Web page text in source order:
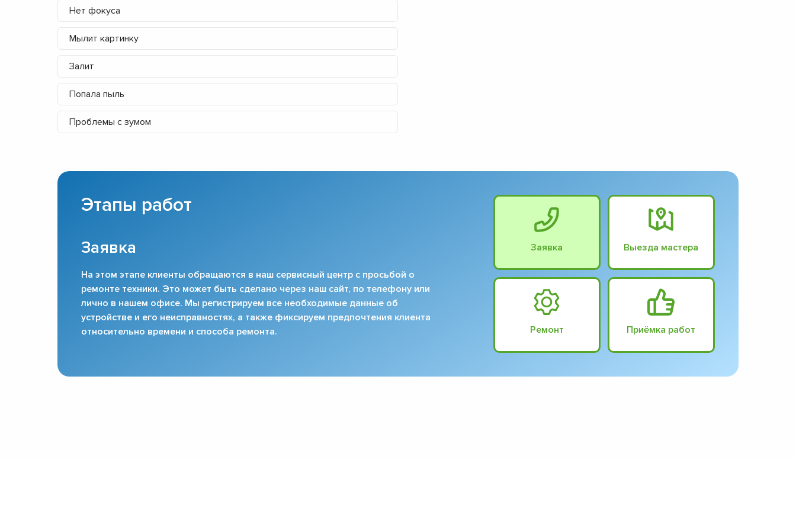
Нет фокуса
Мылит картинку
Залит
Попала пыль
Проблемы с зумом
Этапы работ
Заявка
На этом этапе клиенты обращаются в наш сервисный центр с просьбой о
ремонте техники. Это может быть сделано через наш сайт, по телефону или
лично в нашем офисе. Мы регистрируем все необходимые данные об
устройстве и его неисправностях, а также фиксируем предпочтения клиента
относительно времени и способа ремонта.
Заявка Выезда мастера
Ремонт Приёмка работ